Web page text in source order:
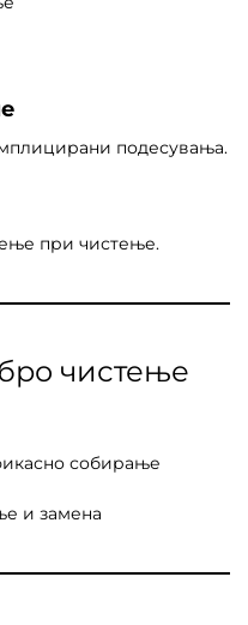
подесувања.
при чистење.
чистење
собирање
и замена